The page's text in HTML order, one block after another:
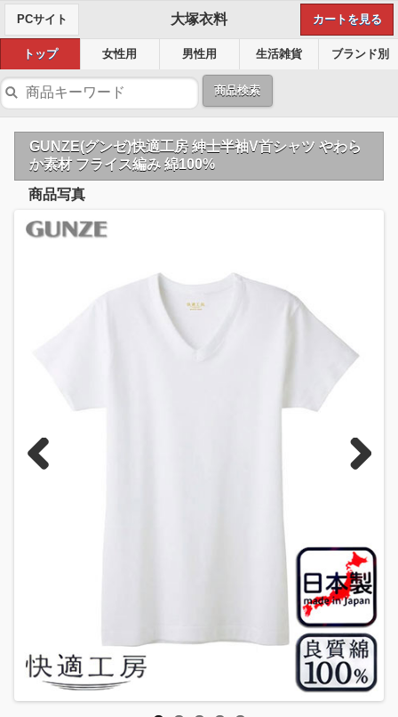
PCサイト 大塚衣料 カートを見る
トップ 女性用 男性用 生活雑貨 ブランド別
商品検索
GUNZE(グンゼ)快適工房 紳士半袖V首シャツ やわら
か素材 フライス編み 綿100%
商品写真